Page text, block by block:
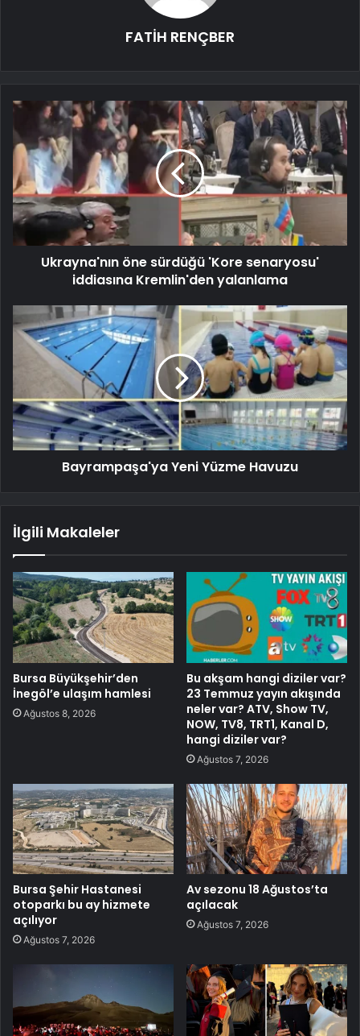
FATİH RENÇBER
Ukrayna'nın öne sürdüğü 'Kore senaryosu'
iddiasına Kremlin'den yalanlama
Bayrampaşa'ya Yeni Yüzme Havuzu
İlgili Makaleler
Bursa Büyükşehir’den
İnegöl’e ulaşım hamlesi
Ağustos 8, 2026
Bu akşam hangi diziler var?
23 Temmuz yayın akışında
neler var? ATV, Show TV,
NOW, TV8, TRT1, Kanal D,
hangi diziler var?
Ağustos 7, 2026
Bursa Şehir Hastanesi
otoparkı bu ay hizmete
açılıyor
Ağustos 7, 2026
Av sezonu 18 Ağustos’ta
açılacak
Ağustos 7, 2026